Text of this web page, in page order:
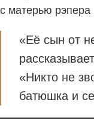
с матерью рэпера
«Её сын от
«Никто не
батюшка и